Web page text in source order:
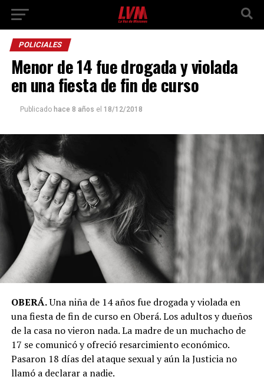
POLICIALES
Menor de 14 fue drogada y violada
en una fiesta de fin de curso
Publicado hace 8 años el 18/12/2018
OBERÁ.Una niña de 14 años fue drogada y violada en
una fiesta de fin de curso en Oberá. Los adultos y dueños
de la casa no vieron nada. La madre de un muchacho de
17 se comunicó y ofreció resarcimiento económico.
Pasaron 18 días del ataque sexual y aún la Justicia no
llamó a declarar a nadie.